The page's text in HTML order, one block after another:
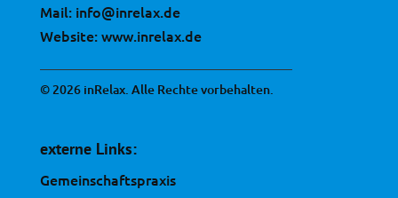
Mail: info@inrelax.de
Website:www.inrelax.de
© 2026 inRelax. Alle Rechte vorbehalten.
externe Links:
Gemeinschaftspraxis